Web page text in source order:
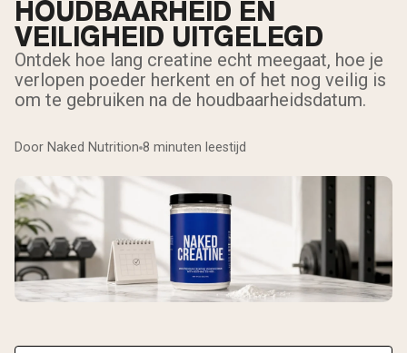
HOUDBAARHEID EN
VEILIGHEID UITGELEGD
Ontdek hoe lang creatine echt meegaat, hoe je
verlopen poeder herkent en of het nog veilig is
om te gebruiken na de houdbaarheidsdatum.
Door Naked Nutrition 8 minuten leestijd